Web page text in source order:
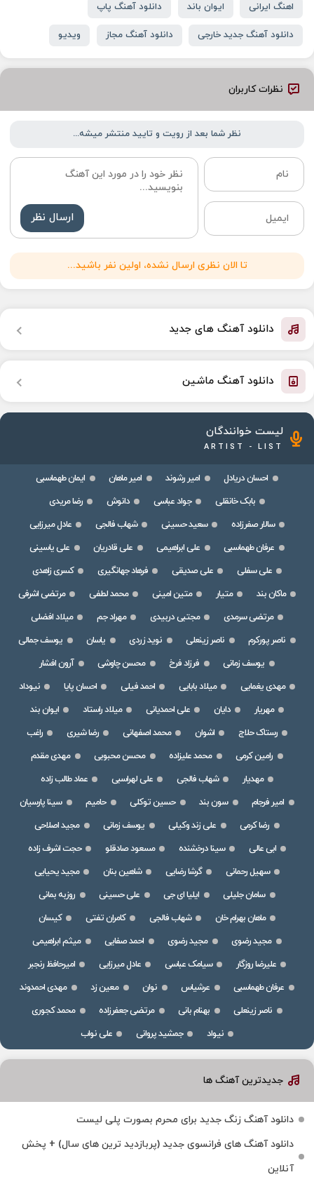
اهنگ ایرانی ایوان باند دانلود آهنگ پاپ
دانلود آهنگ جدید خارجی دانلود آهنگ مجاز ویدیو
نظرات کاربران
نظر شما بعد از رویت و تایید منتشر میشه...
ارسال نظر
تا الان نظری ارسال نشده، اولین نفر باشید...
دانلود آهنگ های جدید
دانلود آهنگ ماشین
لیست خوانندگان
ARTIST - LIST
احسان دریادل امیر رشوند امیر ماهان
ایمان طهماسبی
بابک خانقلی
جواد عباسی دانوش
رضا مریدی
سالار صفرزاده
سعید حسینی شهاب فالجی
عادل میرزایی
عرفان طهماسبی
علی ابراهیمی علی قادریان
علی یاسینی
علی سفلی
علی صدیقی فرهاد جهانگیری
کسری زاهدی
ماکان بند
متیار متین امینی محمد لطفی
مرتضی اشرفی
مرتضی سرمدی
مجتبی دربیدی مهراد جم
میلاد افضلی
ناصر پورکرم
ناصر زینعلی نوید زردی یاسان
یوسف جمالی
یوسف زمانی
فرزاد فرخ محسن چاوشی
آرون افشار
مهدی یغمایی
میلاد بابایی احمد فیلی احسان پایا
نیوداد
مهریار
دایان علی احمدیانی میلاد راستاد
ایوان بند
رستاک حلاج
اشوان محمد اصفهانی رضا شیری
راغب
رامین کرمی
محمد علیزاده محسن محبوبی
مهدی مقدم
مهدیار
شهاب فالجی علی لهراسبی
عماد طالب زاده
امیر فرجام
سون بند حسین توکلی حامیم
سینا پارسیان
رضا کرمی
علی زند وکیلی یوسف زمانی
مجید اصلاحی
ابی عالی
سینا درخشنده مسعود صادقلو
حجت اشرف زاده
سهیل رحمانی
گرشا رضایی شاهین بنان
مجید یحیایی
سامان جلیلی
ایلیا ای جی علی حسینی
روزبه بمانی
ماهان بهرام خان
شهاب فالجی کامران تفتی
کیسان
مجید رضوی
مجید رضوی احمد صفایی
میثم ابراهیمی
علیرضا روزگار
سیامک عباسی عادل میرزایی
امیرحافظ رنجبر
عرفان طهماسبی
عرشیاس نوان معین زد
مهدی احمدوند
ناصر زینعلی
بهنام بانی مرتضی جعفرزاده
محمد کجوری
نیواد
جمشید پروانی علی نواب
جدیدترین آهنگ ها
دانلود آهنگ زنگ جدید برای محرم بصورت پلی لیست
دانلود آهنگ های فرانسوی جدید (پربازدید ترین های سال) + پخش
آنلاین